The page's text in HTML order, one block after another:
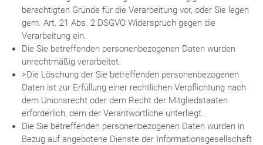
berechtigten Gründe für die Verarbeitung vor, oder Sie legen
gem. Art. 21 Abs. 2 DSGVO Widerspruch gegen die
Verarbeitung ein.
Die Sie betreffenden personenbezogenen Daten wurden
unrechtmäßig verarbeitet.
>Die Löschung der Sie betreffenden personenbezogenen
Daten ist zur Erfüllung einer rechtlichen Verpflichtung nach
dem Unionsrecht oder dem Recht der Mitgliedstaaten
erforderlich, dem der Verantwortliche unterliegt.
Die Sie betreffenden personenbezogenen Daten wurden in
Bezug auf angebotene Dienste der Informationsgesellschaft